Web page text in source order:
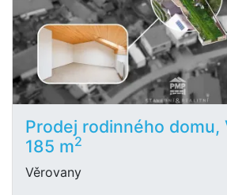
Prodej rodinného domu,
185 m2
Věrovany